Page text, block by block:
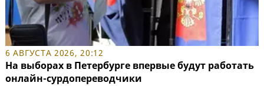
6 АВГУСТА 2026, 20:12
На выборах в Петербурге впервые будут работать
онлайн-сурдопереводчики